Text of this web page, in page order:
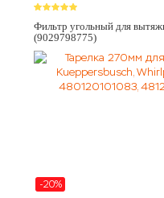
Фильтр угольный для
(9029798775)
-20%